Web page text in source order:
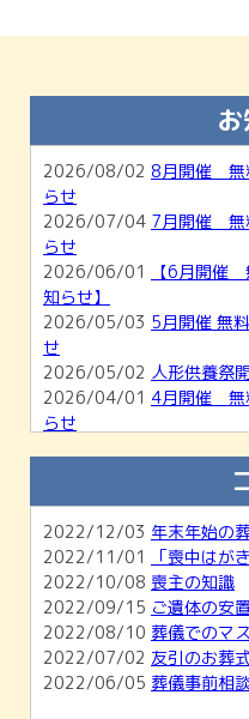
2026/08/02 8月開催 無
らせ
2026/07/04 7月開催 無
らせ
2026/06/01
【6月開催
知らせ】
2026/05/03 5月開催 無
せ
2026/05/02 人形供養祭
2026/04/01 4月開催 無
らせ
【2月開催
案内
2026/01/04 1月無料相談
2025/11/30 12月無料相
2022/12/03 年末年始の
2022/11/01
「喪中はが
2022/10/08 喪主の知識
2022/09/15 ご遺体の安
2022/08/10 葬儀でのマ
2022/07/02 友引のお葬
2022/06/05 葬儀事前相